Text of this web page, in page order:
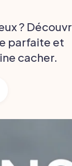
?
parfaite et
cacher.